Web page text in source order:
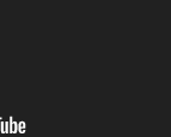
youtube-